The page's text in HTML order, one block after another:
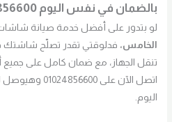
بالضمان في نفس اليوم 01024856600
لو بتدور على أفضل خدمة صيانة
الخامس، فدلوقتي تقدر تصلّح شاشتك
تنقل الجهاز، مع ضمان كامل على جميع
اتصل الآن على
اليوم.